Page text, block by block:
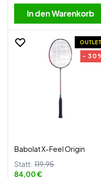
In den Warenkorb
OUTLET
-
Babolat X-Feel Origin
Statt: 119,95
84,00 €